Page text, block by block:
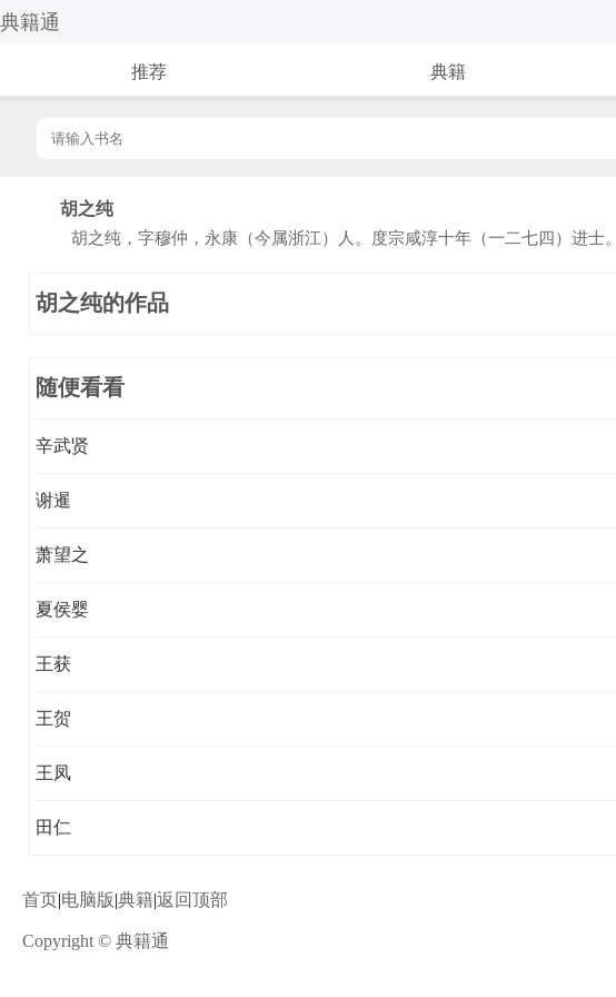
典籍通
推荐 典籍
胡之纯
胡之纯，字穆仲，永康（今属浙江）人。度宗咸淳十年（一二七四）进士
胡之纯的作品
随便看看
辛武贤
谢暹
萧望之
夏侯婴
王获
王贺
王凤
田仁
首页|电脑版|典籍|返回顶部
Copyright © 典籍通